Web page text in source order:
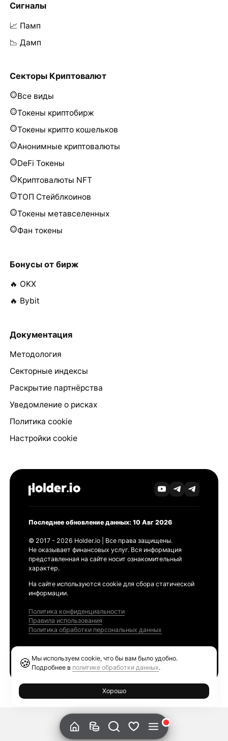
Сигналы
📈 Памп
📉 Дамп
Секторы Криптовалют
Все виды
Токены криптобирж
Токены крипто кошельков
Анонимные криптовалюты
DeFi Токены
Криптовалюты NFT
ТОП Стейблкоинов
Токены метавселенных
Фан токены
Бонусы от бирж
🔥 OKX
🔥 Bybit
Документация
Методология
Секторные индексы
Раскрытие партнёрства
Уведомление о рисках
Политика cookie
Настройки cookie
Последнее обновление данных: 10 Авг 2026
© 2017 - 2026 Holder.io | Все права защищены.
Не оказывает финансовых услуг. Вся информация
представленная на сайте носит ознакомительный
характер.
На сайте используются cookie для сбора статической
информации.
Политика конфиденциальности
Правила использования
Политика обработки персональных данных
🍪 Мы используем cookie, что бы вам было удобно.
Подробнее в политике обработки данных.
Хорошо
Ethereum GAS Tracker